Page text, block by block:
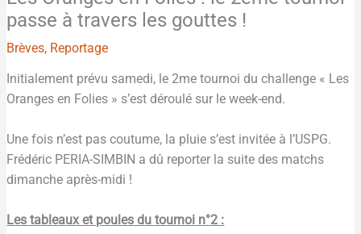
passe à travers les gouttes !
Brèves, Reportage
Initialement prévu samedi, le 2me tournoi du challenge « Les
Oranges en Folies » s’est déroulé sur le week-end.
Une fois n’est pas coutume, la pluie s’est invitée à l’USPG.
Frédéric PERIA-SIMBIN a dû reporter la suite des matchs
dimanche après-midi !
Les tableaux et poules du tournoi n°2 :